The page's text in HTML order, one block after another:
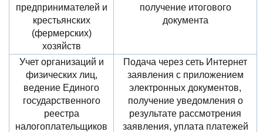
предпринимателей и
крестьянских
(фермерских)
хозяйств
получение итогового
документа
Учет организаций и
физических лиц,
ведение Единого
государственного
реестра
налогоплательщиков
Подача через сеть Интернет
заявления с приложением
электронных документов,
получение уведомления о
результате рассмотрения
заявления, уплата платежей